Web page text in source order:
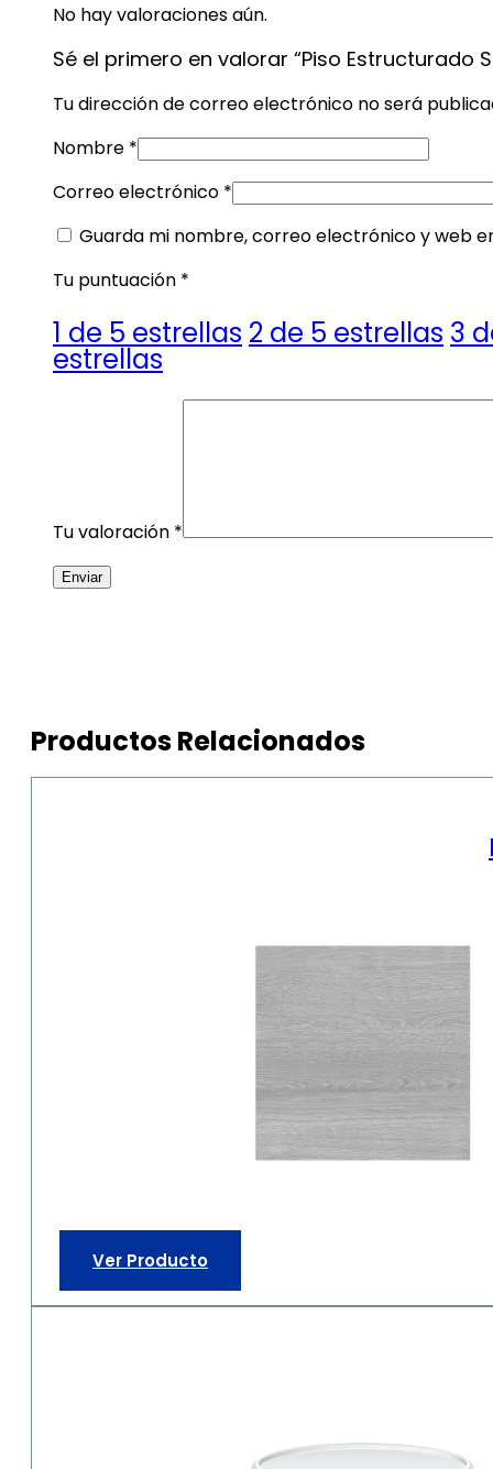
No hay valoraciones aún.
Sé el primero en valorar “Piso Estructurado
Tu dirección de correo electrónico no será
Nombre *
Correo electrónico *
Guarda mi nombre, correo electrónico y web
Tu puntuación *
1 de 5 estrellas 2 de 5 estrellas 3
estrellas
Tu valoración *
Productos Relacionados
Ver Producto